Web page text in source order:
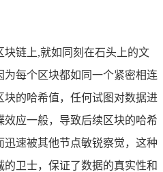
块链上,就如同刻在石头上的文
每个区块都如同一个紧密相连
的哈希值，任何试图对数据进
应一般，导致后续区块的哈希
速被其他节点敏锐察觉，这种
卫士，保证了数据的真实性和